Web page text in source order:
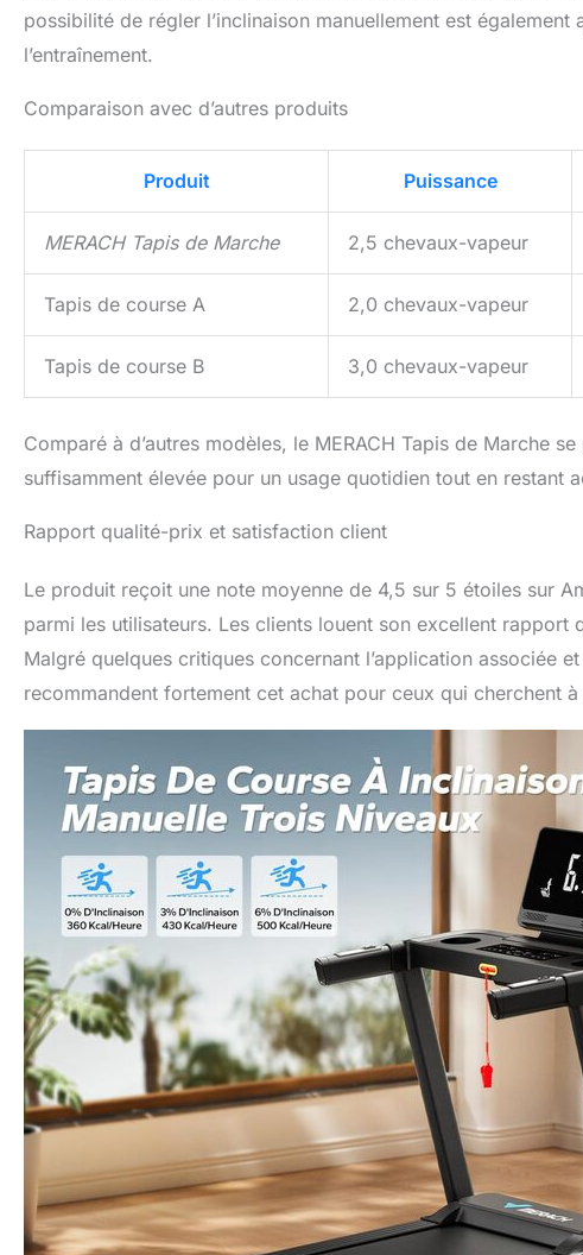
possibilité de régler l’inclinaison manuellement est
l’entraînement.
Comparaison avec d’autres produits
Produit Puissance
MERACH Tapis de Marche 2,5 chevaux-vapeur
Tapis de course A 2,0 chevaux-vapeur
Tapis de course B 3,0 chevaux-vapeur
Comparé à d’autres modèles, le MERACH Tapis de Marche
suffisamment élevée pour un usage quotidien tout en restant
Rapport qualité-prix et satisfaction client
Le produit reçoit une note moyenne de 4,5 sur 5 étoiles sur
parmi les utilisateurs. Les clients louent son excellent
Malgré quelques critiques concernant l’application associée
recommandent fortement cet achat pour ceux qui cherchent